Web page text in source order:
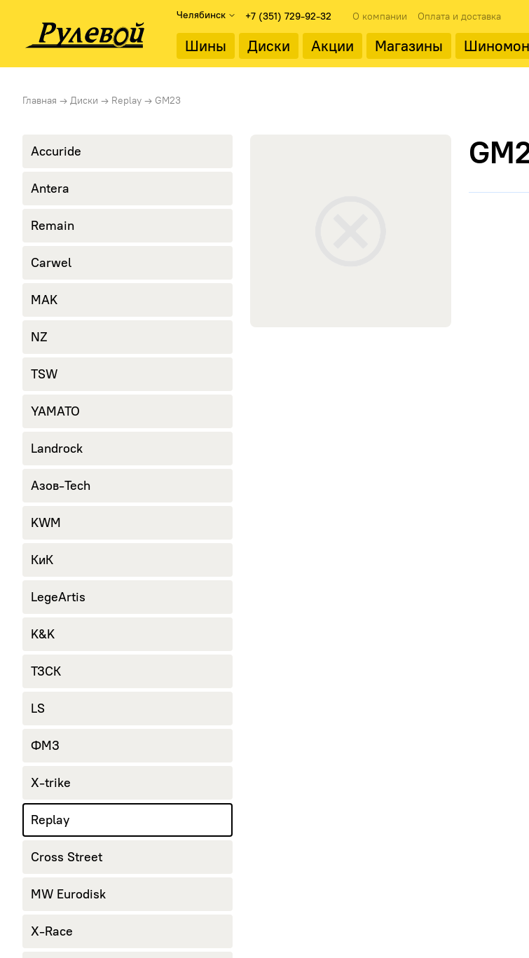
Челябинск +7 (351) 729-92-32 О компании Оплата и доставка
Шины Диски
Каталог дисков
Тип диска
Стальные диски
Акции Магазины
Найти
Главная → Диски → Replay → GM23
Accuride
Antera
Remain
Carwel
MAK
NZ
TSW
YAMATO
Landrock
Азов-Tech
KWM
КиК
LegeArtis
K&K
ТЗСК
LS
ФМЗ
X-trike
Replay
Cross Street
MW Eurodisk
X-Race